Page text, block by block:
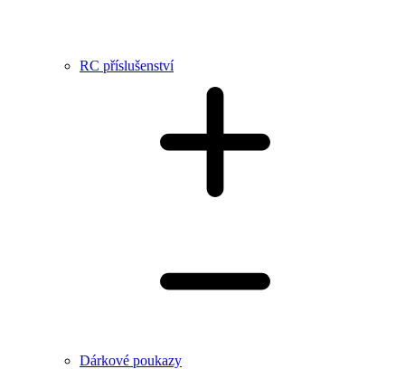
RC příslušenství
Dárkové poukazy